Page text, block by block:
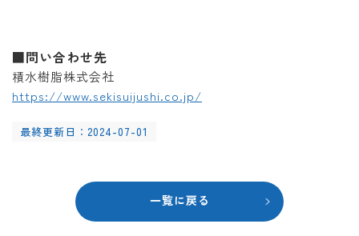
■問い合わせ先
積水樹脂株式会社
https://www.sekisuijushi.co.jp/
最終更新日：2024-07-01
一覧に戻る